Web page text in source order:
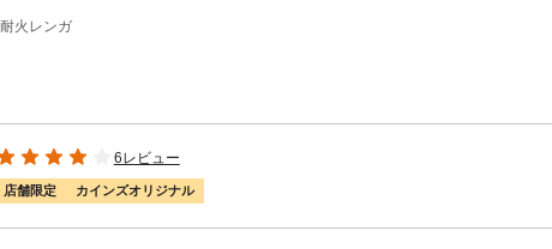
耐火レンガ
6レビュー
店舗限定 カインズオリジナル